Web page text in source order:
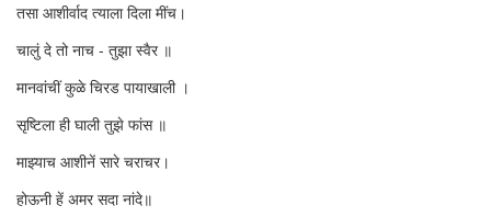
तसा आशीर्वाद त्याला दिला मींच।
चालुं दे तो नाच - तुझा स्वैर ॥
मानवांचीं कुळे चिरड पायाखाली ।
सृष्टिला ही घाली तुझे फांस ॥
माझ्याच आशीनें सारे चराचर।
होऊनी हें अमर सदा नांदे॥